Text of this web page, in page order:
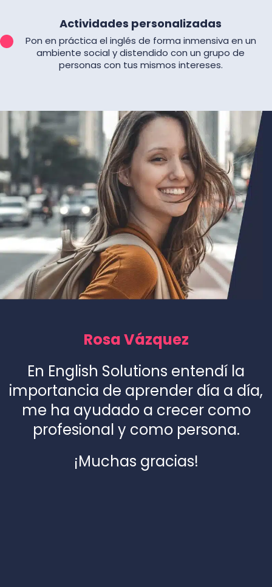
Actividades personalizadas
Pon en práctica el inglés de forma inmensiva en un
ambiente social y distendido con un grupo de
personas con tus mismos intereses.
Rosa Vázquez
En English Solutions entendí la
importancia de aprender día a día,
me ha ayudado a crecer como
profesional y como persona.
¡Muchas gracias!